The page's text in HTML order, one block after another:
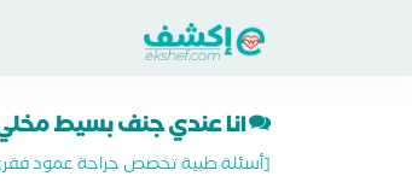
انا عندي جنف بسيط
[أسئلة طبية تخصص جراحة عمود